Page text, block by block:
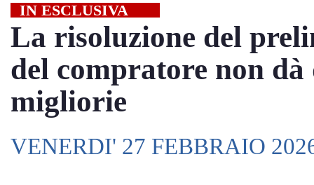
IN ESCLUSIVA
La risoluzione del
del compratore non
migliorie
VENERDI' 27 FEBBRAIO